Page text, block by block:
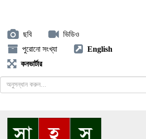
ছবি
ভিডিও
পুরোনো সংখ্যা
English
কনভার্টার